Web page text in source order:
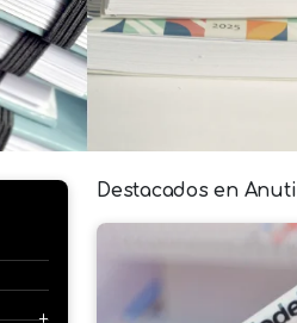
Destacados en Anuti